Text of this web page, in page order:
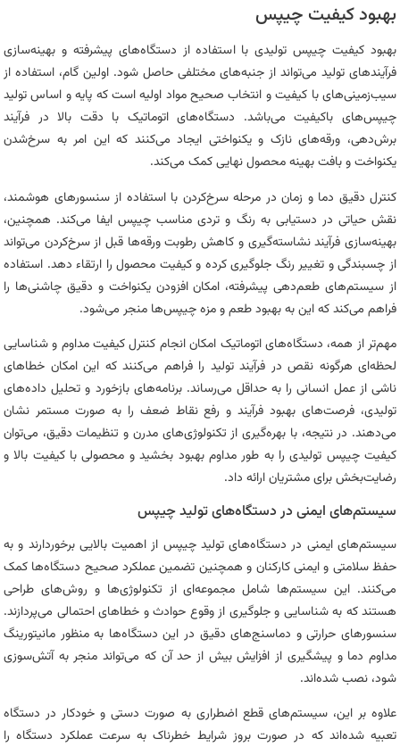
بهبود کیفیت چیپس
بهبود کیفیت چیپس تولیدی با استفاده از دستگاه‌های پیشرفته و بهینه‌سازی
فرآیندهای تولید می‌تواند از جنبه‌های مختلفی حاصل شود. اولین گام، استفاده از
سیب‌زمینی‌های با کیفیت و انتخاب صحیح مواد اولیه است که پایه و اساس تولید
چیپس‌های باکیفیت می‌باشد. دستگاه‌های اتوماتیک با دقت بالا در فرآیند
برش‌دهی، ورقه‌های نازک و یکنواختی ایجاد می‌کنند که این امر به سرخ‌شدن
یکنواخت و بافت بهینه محصول نهایی کمک می‌کند.
کنترل دقیق دما و زمان در مرحله سرخ‌کردن با استفاده از سنسورهای هوشمند،
نقش حیاتی در دستیابی به رنگ و تردی مناسب چیپس ایفا می‌کند. همچنین،
بهینه‌سازی فرآیند نشاسته‌گیری و کاهش رطوبت ورقه‌ها قبل از سرخ‌کردن می‌تواند
از چسبندگی و تغییر رنگ جلوگیری کرده و کیفیت محصول را ارتقاء دهد. استفاده
از سیستم‌های طعم‌دهی پیشرفته، امکان افزودن یکنواخت و دقیق چاشنی‌ها را
فراهم می‌کند که این به بهبود طعم و مزه چیپس‌ها منجر می‌شود.
مهم‌تر از همه، دستگاه‌های اتوماتیک امکان انجام کنترل کیفیت مداوم و شناسایی
لحظه‌ای هرگونه نقص در فرآیند تولید را فراهم می‌کنند که این امکان خطاهای
ناشی از عمل انسانی را به حداقل می‌رساند. برنامه‌های بازخورد و تحلیل داده‌های
تولیدی، فرصت‌های بهبود فرآیند و رفع نقاط ضعف را به صورت مستمر نشان
می‌دهند. در نتیجه، با بهره‌گیری از تکنولوژی‌های مدرن و تنظیمات دقیق، می‌توان
کیفیت چیپس تولیدی را به طور مداوم بهبود بخشید و محصولی با کیفیت بالا و
رضایت‌بخش برای مشتریان ارائه داد.
سیستم‌های ایمنی در دستگاه‌های تولید چیپس
سیستم‌های ایمنی در دستگاه‌های تولید چیپس از اهمیت بالایی برخوردارند و به
حفظ سلامتی و ایمنی کارکنان و همچنین تضمین عملکرد صحیح دستگاه‌ها کمک
می‌کنند. این سیستم‌ها شامل مجموعه‌ای از تکنولوژی‌ها و روش‌های طراحی
هستند که به شناسایی و جلوگیری از وقوع حوادث و خطاهای احتمالی می‌پردازند.
سنسورهای حرارتی و دماسنج‌های دقیق در این دستگاه‌ها به منظور مانیتورینگ
مداوم دما و پیشگیری از افزایش بیش از حد آن که می‌تواند منجر به آتش‌سوزی
شود، نصب شده‌اند.
علاوه بر این، سیستم‌های قطع اضطراری به صورت دستی و خودکار در دستگاه
تعبیه شده‌اند که در صورت بروز شرایط خطرناک به سرعت عملکرد دستگاه را